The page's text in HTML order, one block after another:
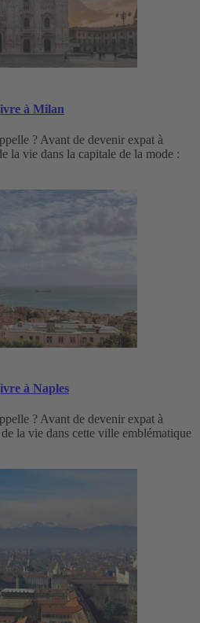
à Milan
? Avant de devenir expat à
la vie dans la capitale de la mode :
à Naples
? Avant de devenir expat à
la vie dans cette ville emblématique